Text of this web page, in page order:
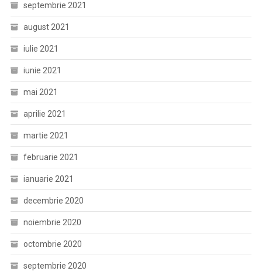
septembrie 2021
august 2021
iulie 2021
iunie 2021
mai 2021
aprilie 2021
martie 2021
februarie 2021
ianuarie 2021
decembrie 2020
noiembrie 2020
octombrie 2020
septembrie 2020